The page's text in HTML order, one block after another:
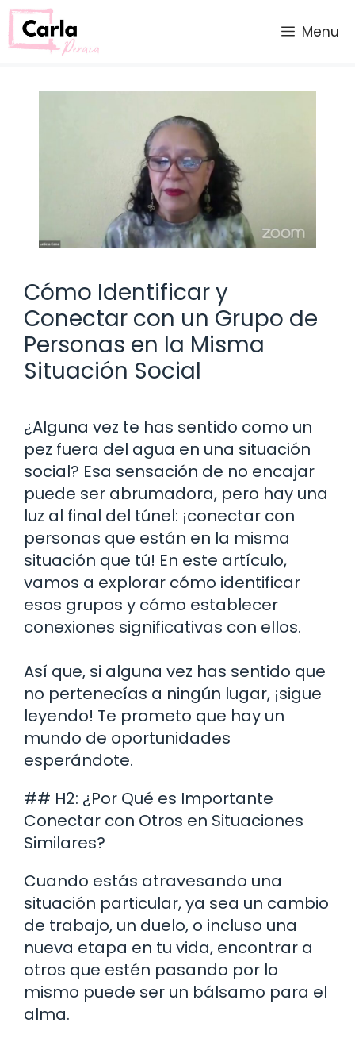
Saltar
al
contenido
Menu
Cómo Identificar y
Conectar con un Grupo de
Personas en la Misma
Situación Social
¿Alguna vez te has sentido como un
pez fuera del agua en una situación
social? Esa sensación de no encajar
puede ser abrumadora, pero hay una
luz al final del túnel: ¡conectar con
personas que están en la misma
situación que tú! En este artículo,
vamos a explorar cómo identificar
esos grupos y cómo establecer
conexiones significativas con ellos.
Así que, si alguna vez has sentido que
no pertenecías a ningún lugar, ¡sigue
leyendo! Te prometo que hay un
mundo de oportunidades
esperándote.
## H2: ¿Por Qué es Importante
Conectar con Otros en Situaciones
Similares?
Cuando estás atravesando una
situación particular, ya sea un cambio
de trabajo, un duelo, o incluso una
nueva etapa en tu vida, encontrar a
otros que estén pasando por lo
mismo puede ser un bálsamo para el
alma.